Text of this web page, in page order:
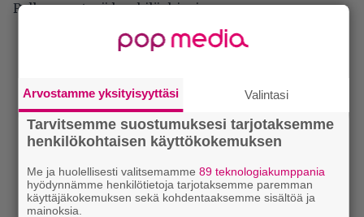
Polley on etevä henkilöohjaaja.
Arvostamme yksityisyyttäsi Valintasi
Tarvitsemme suostumuksesi tarjotaksemme
henkilökohtaisen käyttökokemuksen
Me ja huolellisesti valitsemamme 89 teknologiakumppania
hyödynnämme henkilötietoja tarjotaksemme paremman
käyttäjäkokemuksen sekä kohdentaaksemme sisältöä ja
mainoksia.